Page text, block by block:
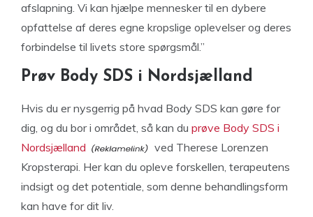
afslapning. Vi kan hjælpe mennesker til en dybere
opfattelse af deres egne kropslige oplevelser og deres
forbindelse til livets store spørgsmål.”
Prøv Body SDS i Nordsjælland
Hvis du er nysgerrig på hvad Body SDS kan gøre for
dig, og du bor i området, så kan du prøve Body SDS i
Nordsjælland
ved Therese Lorenzen
Kropsterapi. Her kan du opleve forskellen, terapeutens
indsigt og det potentiale, som denne behandlingsform
kan have for dit liv.